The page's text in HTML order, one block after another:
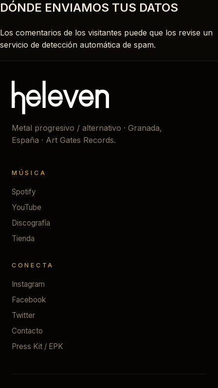
DÓNDE ENVIAMOS TUS DATOS
Los comentarios de los visitantes puede que los revise un
servicio de detección automática de spam.
Metal progresivo / alternativo · Granada,
España · Art Gates Records.
MÚSICA
Spotify
YouTube
Discografía
Tienda
CONECTA
Instagram
Facebook
Twitter
Contacto
Press Kit / EPK